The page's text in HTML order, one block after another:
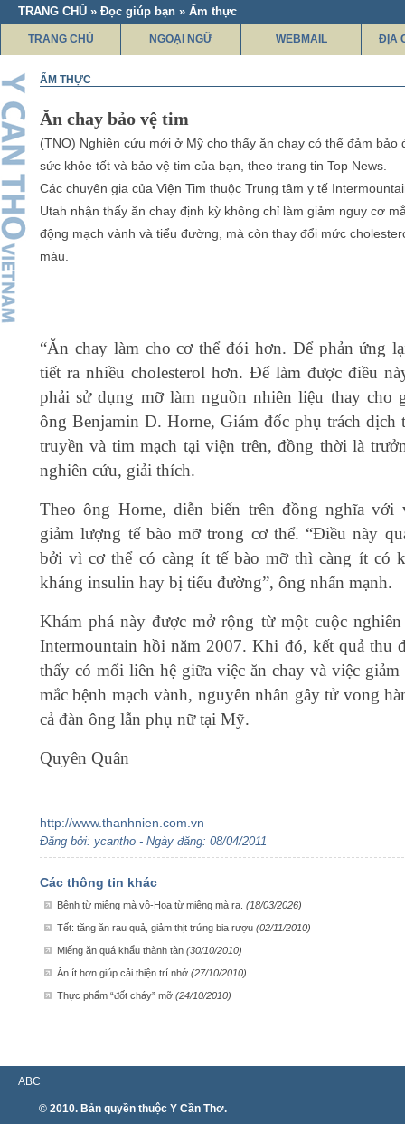
TRANG CHỦ » Đọc giúp bạn » Ẩm thực
TRANG CHỦ NGOẠI NGỮ WEBMAIL ĐỊA
ẨM THỰC
Ăn chay bảo vệ tim
(TNO) Nghiên cứu mới ở Mỹ cho thấy ăn chay có thể đảm bảo
sức khỏe tốt và bảo vệ tim của bạn, theo trang tin Top News.
Các chuyên gia của Viện Tim thuộc Trung tâm y tế
Utah nhận thấy ăn chay định kỳ không chỉ làm giảm nguy cơ
động mạch vành và tiểu đường, mà còn thay đổi mức
máu.
“Ăn chay làm cho cơ thể đói hơn. Để phản ứng
tiết ra nhiều cholesterol hơn. Để làm được điều
phải sử dụng mỡ làm nguồn nhiên liệu thay cho
ông Benjamin D. Horne, Giám đốc phụ trách dịch
truyền và tim mạch tại viện trên, đồng thời là
nghiên cứu, giải thích.
Theo ông Horne, diễn biến trên đồng nghĩa với
giảm lượng tế bào mỡ trong cơ thể. “Điều này
bởi vì cơ thể có càng ít tế bào mỡ thì càng ít có
kháng insulin hay bị tiểu đường”, ông nhấn mạnh.
Khám phá này được mở rộng từ một cuộc nghiên
Intermountain hồi năm 2007. Khi đó, kết quả thu
thấy có mối liên hệ giữa việc ăn chay và việc
mắc bệnh mạch vành, nguyên nhân gây tử vong
cả đàn ông lẫn phụ nữ tại Mỹ.
Quyên Quân
http://www.thanhnien.com.vn
Đăng bởi: ycantho - Ngày đăng: 08/04/2011
Các thông tin khác
Bệnh từ miệng mà vô-Họa từ miệng mà ra. (18/03/2026)
Tết: tăng ăn rau quả, giảm thịt trứng bia rượu (02/11/2010)
Miếng ăn quá khẩu thành tàn (30/10/2010)
Ăn ít hơn giúp cải thiện trí nhớ (27/10/2010)
Thực phẩm “đốt cháy” mỡ (24/10/2010)
ABC
© 2010. Bản quyền thuộc Y Cần Thơ.